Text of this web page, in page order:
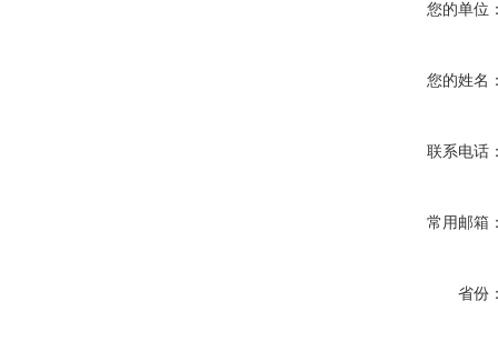
您的单位
您的姓名
联系电话
常用邮箱
省份